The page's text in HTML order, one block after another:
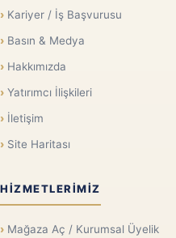
Kariyer / İş Başvurusu
Basın & Medya
Hakkımızda
Yatırımcı İlişkileri
İletişim
Site Haritası
HIZMETLERIMIZ
Mağaza Aç / Kurumsal Üyelik